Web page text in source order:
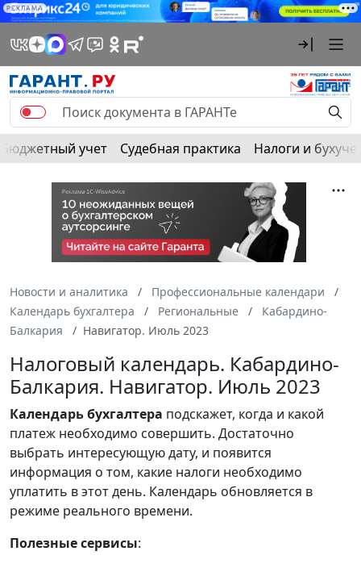
РЕКЛАМА
Бюджетный учет Судебная практика Налоги и
Новости и аналитика
Профессиональные календари
Календарь бухгалтера
Региональные
Кабардино-
Балкария
Навигатор. Июль 2023
Налоговый календарь. Кабардино-
Балкария. Навигатор. Июль 2023
Календарьбухгалтера подскажет, когда и какой
платеж необходимо совершить. Достаточно
выбрать интересующую дату, и появится
информация о том, какие налоги необходимо
уплатить в этот день. Календарь обновляется в
режиме реального времени.
Полезные сервисы: